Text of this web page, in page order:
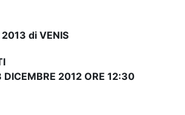
di VENIS
DICEMBRE 2012 ORE 12:30